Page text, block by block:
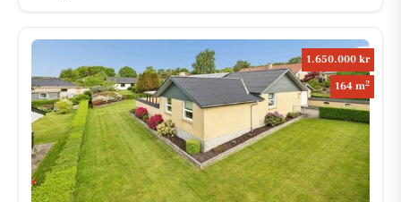
1.650.000 kr
164 m2